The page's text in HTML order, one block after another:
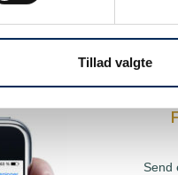
Tillad valgte
så kan du
Du
Send